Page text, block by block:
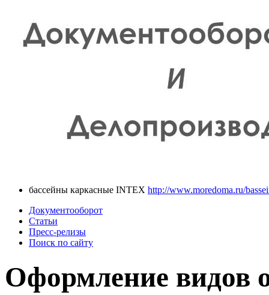
бассейны каркасные INTEX http://www.moredoma.ru/
Документооборот
Статьи
Пресс-релизы
Поиск по сайту
Оформление видов